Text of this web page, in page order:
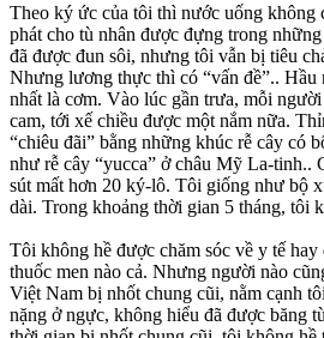
Theo ký ức của tôi thì nước uống không
phát cho tù nhân được đựng trong
đã được đun sôi, nhưng tôi vẫn bị tiêu
Nhưng lương thực thì có “vấn đề”..
nhất là cơm. Vào lúc gần trưa, mỗi
cam, tới xế chiều được một nắm nữa.
“chiêu đãi” bằng những khúc rễ cây có
như rễ cây “yucca” ở châu Mỹ La-tinh..
sút mất hơn 20 ký-lô. Tôi giống như bộ
dài. Trong khoảng thời gian 5 tháng, tôi
Tôi không hề được chăm sóc về y tế
thuốc men nào cả. Nhưng người nào
Việt Nam bị nhốt chung cũi, nằm cạnh
nặng ở ngực, không hiểu đã được băng